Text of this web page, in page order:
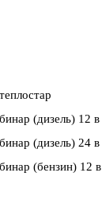
(дизель) 12 в
(дизель) 24 в
(бензин) 12 в